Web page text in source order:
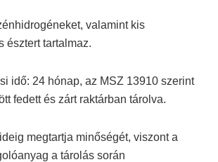
valamint kis
észtert tartalmaz.
idő: 24 hónap, az MSZ 13910 szerint
fedett és zárt raktárban tárolva.
megtartja minőségét, viszont a
a tárolás során